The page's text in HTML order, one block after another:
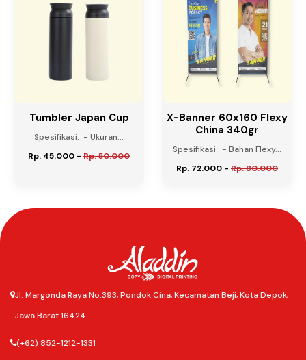
Tumbler Japan Cup
Spesifikasi: - Ukuran...
Rp. 45.000 - Rp. 50.000
X-Banner 60x160 Flexy
China 340gr
Spesifikasi : - Bahan Flexy...
Rp. 72.000 - Rp. 80.000
Jl. Margonda Raya No.393, Pondok Cina, Kecamatan Beji, Kota Depok,
Jawa Barat 16424
(+62) 852-1212-1331